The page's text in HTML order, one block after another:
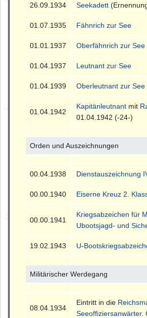
26.09.1934 Seekadett
01.07.1935 Fähnrich zur See
01.01.1937 Oberfähnrich zur See
01.04.1937 Leutnant zur See
01.04.1939 Oberleutnant zur See
01.04.1942
Kapitänleutnant mit
01.04.1942 (-24-)
Orden und Auszeichnungen
00.04.1938 Dienstauszeichnung
00.00.1940 Eiserne Kreuz 2.
00.00.1941
Kriegsabzeichen für
Ubootsjagd- und
19.02.1943 U-
Militärischer Werdegang
08.04.1934
Eintritt in die
Seeoffiziersanwärter.